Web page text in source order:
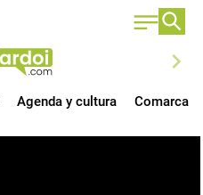
chevron_right
Agenda y cultura Comarca